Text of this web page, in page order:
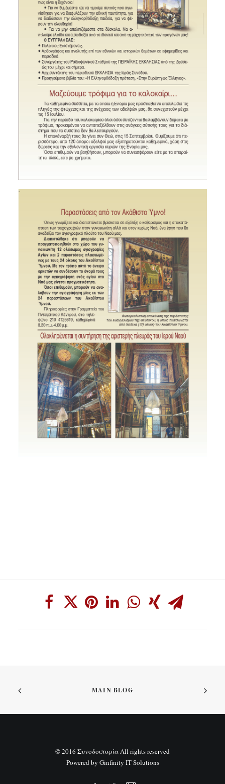
MAIN BLOG
© 2016 Συνοδοιπορία All rights reserved
Powered by Ginfinity IT Solutions